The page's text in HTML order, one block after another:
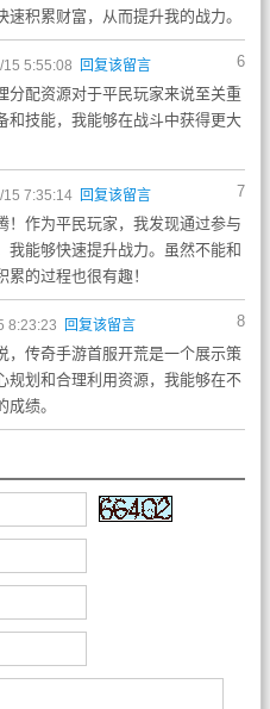
积累财富，从而提升我的战力。
6
5:55:08 回复该留言
分配资源对于平民玩家来说至关重
和技能，我能够在战斗中获得更大
7
15 7:35:14 回复该留言
！作为平民玩家，我发现通过参与
我能够快速提升战力。虽然不能和
的过程也很有趣！
8
8:23:23 回复该留言
，传奇手游首服开荒是一个展示策
规划和合理利用资源，我能够在不
绩。